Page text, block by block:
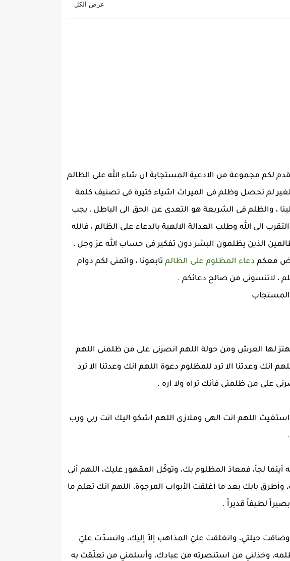
لكم مجموعة من الادعية المستجابة ان شاء الله على الظالم
لم تحصل وظلم فى الميراث اشياء كثيرة فى تصنيف كلمة
، والظلم فى الشريعة هو التعدى عن الحق الى الباطل ، يجب
الى الله وطلب العدالة الالهية بالدعاء على الظالم ، فالله
الذين يظلمون البشر دون تفكير فى حساب الله عز وجل ،
معكم دعاء المظلوم على الظالم تابعونا ، واتمنى لكم دوام
، لاتنسونى من صالح دعائكم .
المستجاب
لها العرش ومن حولة اللهم انصرنى على من ظلمنى اللهم
وعدتنا الا ترد للمظلوم دعوة اللهم انك وعدتنا الا ترد
على من ظلمنى فأنك تراه ولا اره .
اللهم انت الهى وملازى اللهم اشكو اليك انت ربي ورب
لجأ، فمعاذ المظلوم بك، وتوكّل المقهور عليك، اللهم أنى
بابك بعد ما أغلقت الأبواب المرجوة، اللهم انك تعلم ما
لطيفاً قديراً .
حيلتي، وانغلقت عليّ المذاهب إلاّ إليك، وانسدّت عليّ
وخذلني من استنصرته من عبادك، وأسلمني من تعلّقت به